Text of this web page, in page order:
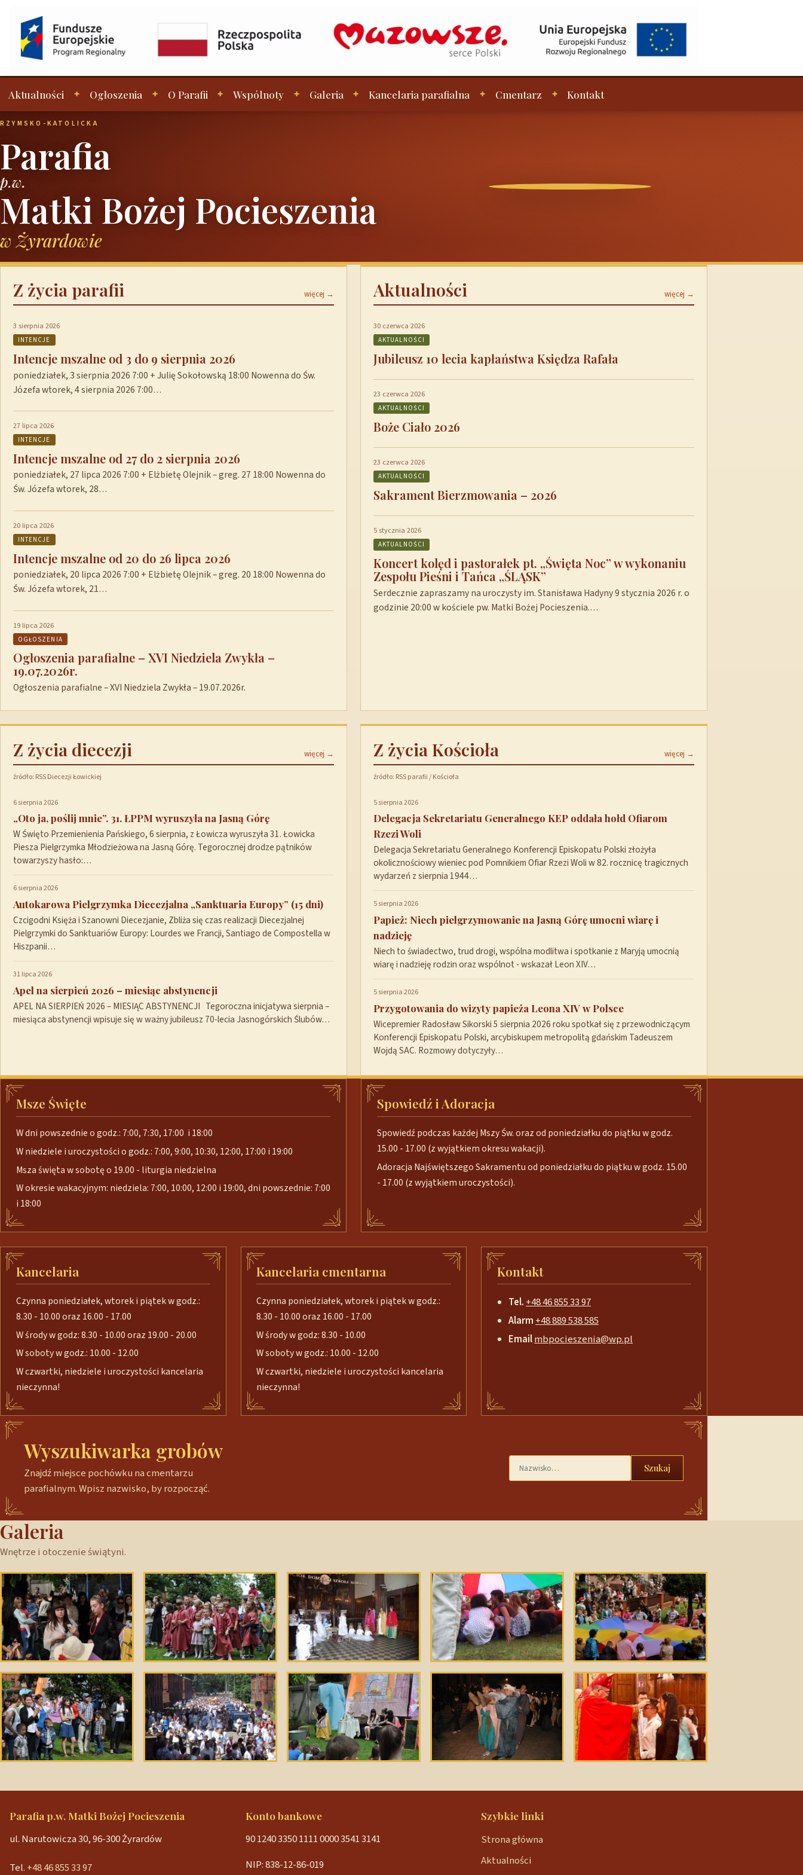
Aktualności Ogłoszenia O Parafii Wspólnoty Galeria Kancelaria parafialna Cmentarz Kontakt
RZYMSKO-KATOLICKA
Parafia
p.w.
Matki Bożej Pocieszenia
w Żyrardowie
Z życia parafii więcej →
3 sierpnia 2026
INTENCJE
Intencje mszalne od 3 do 9 sierpnia 2026
poniedziałek, 3 sierpnia 2026 7:00 + Julię Sokołowską 18:00 Nowenna do Św.
Józefa wtorek, 4 sierpnia 2026 7:00…
27 lipca 2026
INTENCJE
Intencje mszalne od 27 do 2 sierpnia 2026
poniedziałek, 27 lipca 2026 7:00 + Elżbietę Olejnik – greg. 27 18:00 Nowenna do
Św. Józefa wtorek, 28…
20 lipca 2026
INTENCJE
Intencje mszalne od 20 do 26 lipca 2026
poniedziałek, 20 lipca 2026 7:00 + Elżbietę Olejnik – greg. 20 18:00 Nowenna do
Św. Józefa wtorek, 21…
19 lipca 2026
OGŁOSZENIA
Ogłoszenia parafialne – XVI Niedziela Zwykła –
19.07.2026r.
Ogłoszenia parafialne – XVI Niedziela Zwykła – 19.07.2026r.
Aktualności więcej →
30 czerwca 2026
AKTUALNOŚCI
Jubileusz 10 lecia kapłaństwa Księdza Rafała
23 czerwca 2026
AKTUALNOŚCI
Boże Ciało 2026
23 czerwca 2026
AKTUALNOŚCI
Sakrament Bierzmowania – 2026
5 stycznia 2026
AKTUALNOŚCI
Koncert kolęd i pastorałek pt. „Święta Noc” w wykonaniu
Zespołu Pieśni i Tańca „ŚLĄSK”
Serdecznie zapraszamy na uroczysty im. Stanisława Hadyny 9 stycznia 2026 r. o
godzinie 20:00 w kościele pw. Matki Bożej Pocieszenia.…
Z życia diecezji więcej →
źródło: RSS Diecezji Łowickiej
6 sierpnia 2026
„Oto ja, poślij mnie”. 31. ŁPPM wyruszyła na Jasną Górę
W Święto Przemienienia Pańskiego, 6 sierpnia, z Łowicza wyruszyła 31. Łowicka
Piesza Pielgrzymka Młodzieżowa na Jasną Górę. Tegorocznej drodze pątników
towarzyszy hasło:…
6 sierpnia 2026
Autokarowa Pielgrzymka Diecezjalna „Sanktuaria Europy” (15 dni)
Czcigodni Księża i Szanowni Diecezjanie, Zbliża się czas realizacji Diecezjalnej
Pielgrzymki do Sanktuariów Europy: Lourdes we Francji, Santiago de Compostella w
Hiszpanii…
31 lipca 2026
Apel na sierpień 2026 – miesiąc abstynencji
APEL NA SIERPIEŃ 2026 – MIESIĄC ABSTYNENCJI Tegoroczna inicjatywa sierpnia –
miesiąca abstynencji wpisuje się w ważny jubileusz 70-lecia Jasnogórskich Ślubów…
Z życia Kościoła więcej →
źródło: RSS parafii / Kościoła
5 sierpnia 2026
Delegacja Sekretariatu Generalnego KEP oddała hołd Ofiarom
Rzezi Woli
Delegacja Sekretariatu Generalnego Konferencji Episkopatu Polski złożyła
okolicznościowy wieniec pod Pomnikiem Ofiar Rzezi Woli w 82. rocznicę tragicznych
wydarzeń z sierpnia 1944…
5 sierpnia 2026
Papież: Niech pielgrzymowanie na Jasną Górę umocni wiarę i
nadzieję
Niech to świadectwo, trud drogi, wspólna modlitwa i spotkanie z Maryją umocnią
wiarę i nadzieję rodzin oraz wspólnot - wskazał Leon XIV…
5 sierpnia 2026
Przygotowania do wizyty papieża Leona XIV w Polsce
Wicepremier Radosław Sikorski 5 sierpnia 2026 roku spotkał się z przewodniczącym
Konferencji Episkopatu Polski, arcybiskupem metropolitą gdańskim Tadeuszem
Wojdą SAC. Rozmowy dotyczyły…
Msze Święte
W dni powszednie o godz.: 7:00, 7:30, 17:00 i 18:00
W niedziele i uroczystości o godz.: 7:00, 9:00, 10:30, 12:00, 17:00 i 19:00
Msza święta w sobotę o 19.00 - liturgia niedzielna
W okresie wakacyjnym: niedziela: 7:00, 10:00, 12:00 i 19:00, dni powszednie: 7:00
i 18:00
Spowiedź i Adoracja
Spowiedź podczas każdej Mszy Św. oraz od poniedziałku do piątku w godz.
15.00 - 17.00 (z wyjątkiem okresu wakacji).
Adoracja Najświętszego Sakramentu od poniedziałku do piątku w godz. 15.00
- 17.00 (z wyjątkiem uroczystości).
Kancelaria
Czynna poniedziałek, wtorek i piątek w godz.:
8.30 - 10.00 oraz 16.00 - 17.00
W środy w godz: 8.30 - 10.00 oraz 19.00 - 20.00
W soboty w godz.: 10.00 - 12.00
W czwartki, niedziele i uroczystości kancelaria
nieczynna!
Kancelaria cmentarna
Czynna poniedziałek, wtorek i piątek w godz.:
8.30 - 10.00 oraz 16.00 - 17.00
W środy w godz: 8.30 - 10.00
W soboty w godz.: 10.00 - 12.00
W czwartki, niedziele i uroczystości kancelaria
nieczynna!
Kontakt
Tel.+48 46 855 33 97
Alarm+48 889 538 585
Emailmbpocieszenia@wp.pl
Wyszukiwarka grobów
Znajdź miejsce pochówku na cmentarzu
parafialnym. Wpisz nazwisko, by rozpocząć.
Szukaj
Galeria
Wnętrze i otoczenie świątyni.
Parafia p.w. Matki Bożej Pocieszenia
ul. Narutowicza 30, 96-300 Żyrardów
Tel. +48 46 855 33 97
Konto bankowe
90 1240 3350 1111 0000 3541 3141
NIP: 838-12-86-019
Szybkie linki
Strona główna
Aktualności